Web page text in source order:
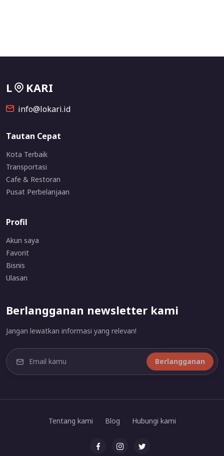
L KARI
info@lokari.id
Tautan Cepat
Kota Terbaik
Transportasi
Cafe & Restoran
Pusat Perbelanjaan
Profil
Akun saya
Favorit
Bisnis
Ulasan
Berlangganan newsletter kami
Jangan lewatkan informasi yang relevan!
Berlangganan
Tentang kami Blog Hubungi kami